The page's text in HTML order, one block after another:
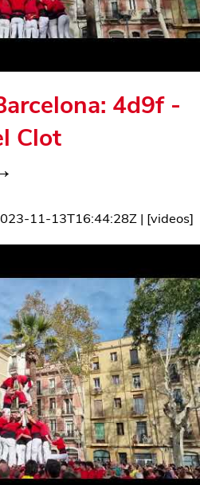
4d9f -
Clot
11-13T16:44:28Z | [videos]